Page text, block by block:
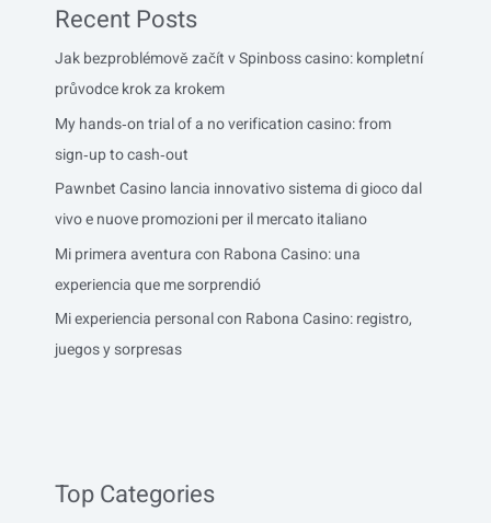
Recent Posts
Jak bezproblémově začít v Spinboss casino: kompletní
průvodce krok za krokem
My hands‑on trial of a no verification casino: from
sign‑up to cash‑out
Pawnbet Casino lancia innovativo sistema di gioco dal
vivo e nuove promozioni per il mercato italiano
Mi primera aventura con Rabona Casino: una
experiencia que me sorprendió
Mi experiencia personal con Rabona Casino: registro,
juegos y sorpresas
Top Categories